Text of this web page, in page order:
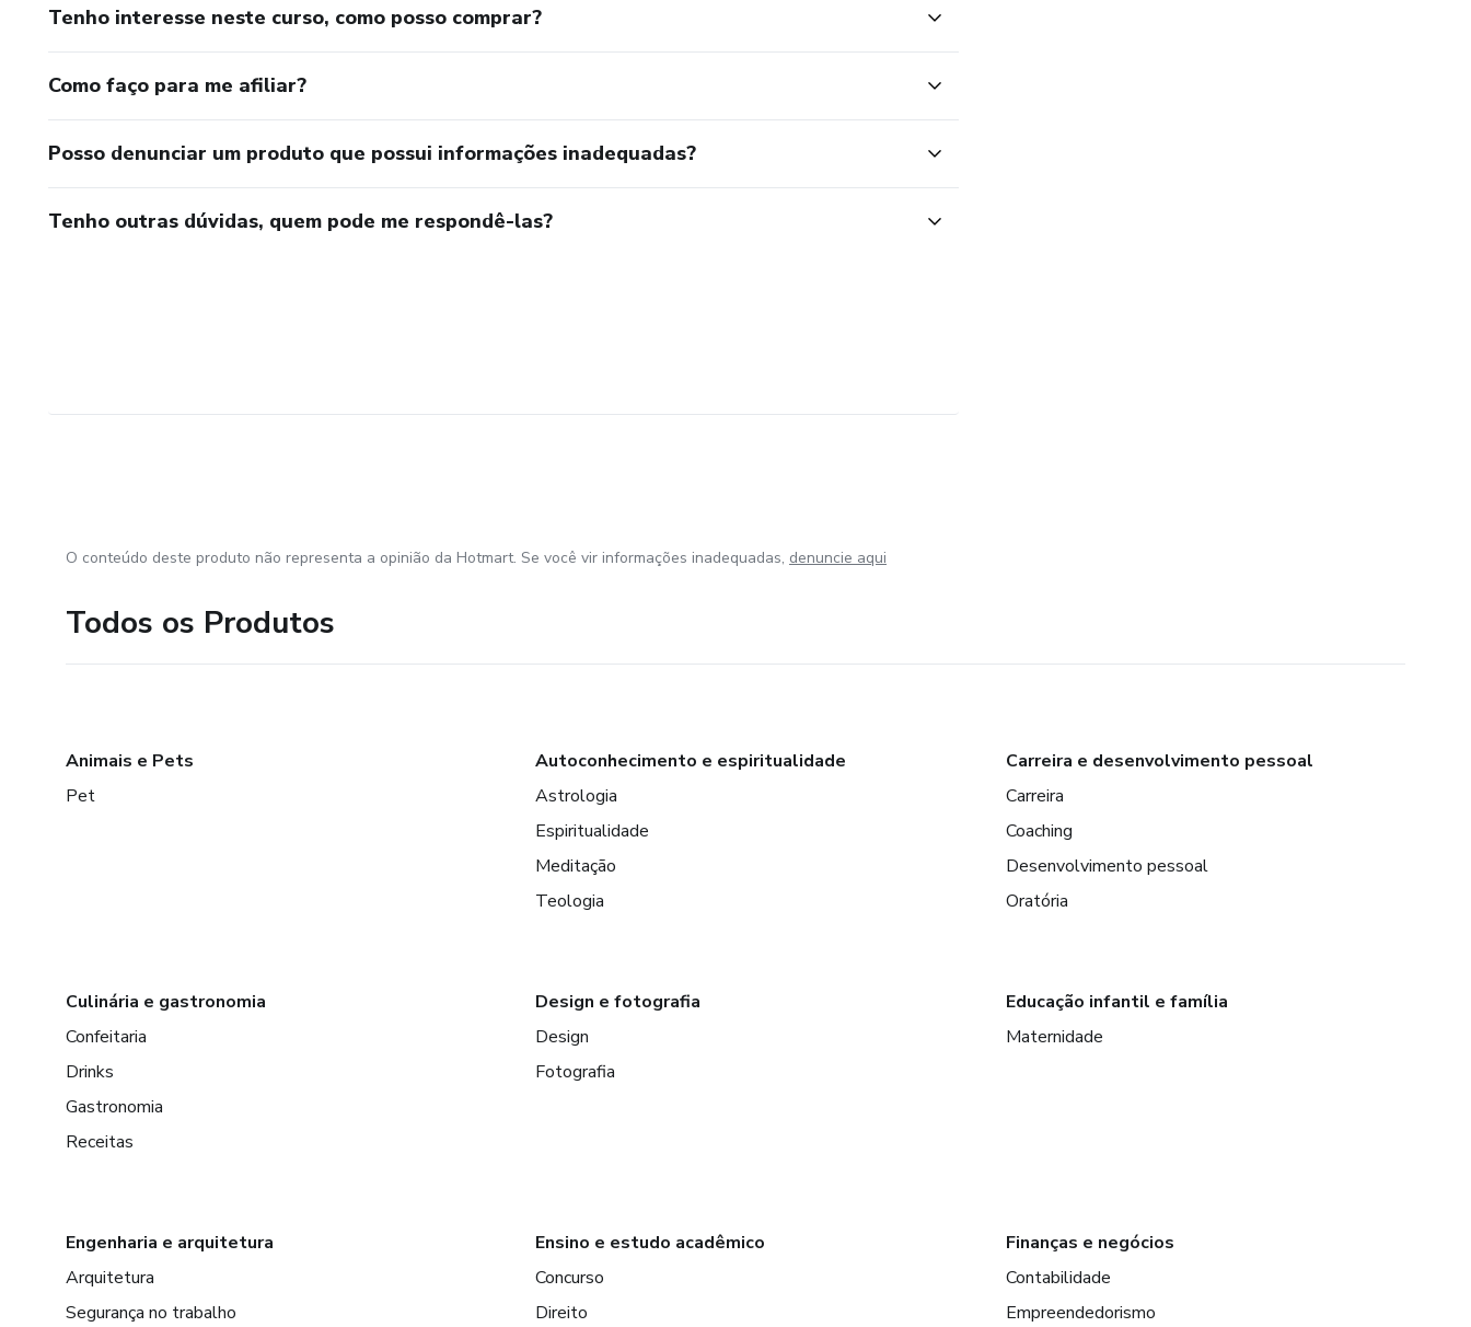
Tenho interesse neste curso, como posso comprar?
Como faço para me afiliar?
Posso denunciar um produto que possui informações inadequadas?
Tenho outras dúvidas, quem pode me respondê-las?
O conteúdo deste produto não representa a opinião da Hotmart. Se você vir informações inadequadas, denuncie aqui
Todos os Produtos
Animais e Pets
Pet
Autoconhecimento e espiritualidade
Astrologia
Espiritualidade
Meditação
Teologia
Carreira e desenvolvimento pessoal
Carreira
Coaching
Desenvolvimento pessoal
Oratória
Culinária e gastronomia
Confeitaria
Drinks
Gastronomia
Receitas
Design e fotografia
Design
Fotografia
Educação infantil e família
Maternidade
Engenharia e arquitetura
Arquitetura
Segurança no trabalho
Ensino e estudo acadêmico
Concurso
Direito
Finanças e negócios
Contabilidade
Empreendedorismo